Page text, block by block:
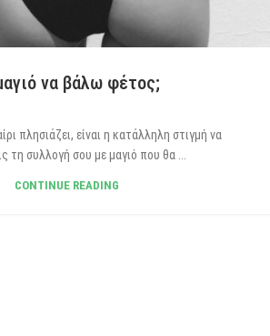
να βάλω φέτος;
πλησιάζει, είναι η κατάλληλη στιγμή να
τη συλλογή σου με μαγιό που θα ...
CONTINUE READING